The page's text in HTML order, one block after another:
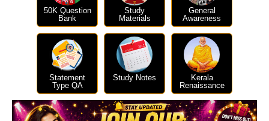
50K Question
Bank
Study
Materials
General
Awareness
Statement
Type QA
Study Notes
Kerala
Renaissance